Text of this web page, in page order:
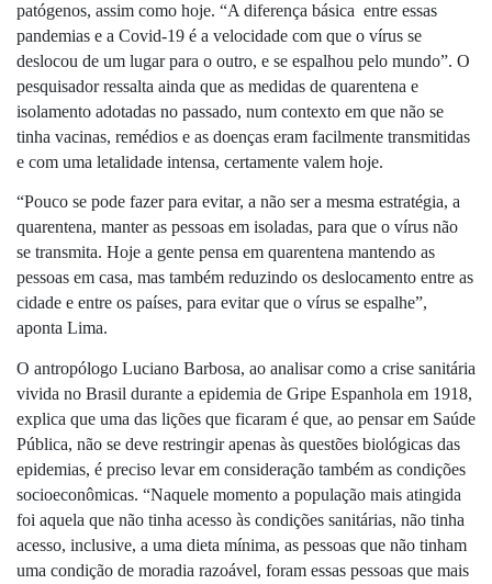
patógenos, assim como hoje. “A diferença básica  entre essas
pandemias e a Covid-19 é a velocidade com que o vírus se
deslocou de um lugar para o outro, e se espalhou pelo mundo”. O
pesquisador ressalta ainda que as medidas de quarentena e
isolamento adotadas no passado, num contexto em que não se
tinha vacinas, remédios e as doenças eram facilmente transmitidas
e com uma letalidade intensa, certamente valem hoje.
“Pouco se pode fazer para evitar, a não ser a mesma estratégia, a
quarentena, manter as pessoas em isoladas, para que o vírus não
se transmita. Hoje a gente pensa em quarentena mantendo as
pessoas em casa, mas também reduzindo os deslocamento entre as
cidade e entre os países, para evitar que o vírus se espalhe”,
aponta Lima.
O antropólogo Luciano Barbosa, ao analisar como a crise sanitária
vivida no Brasil durante a epidemia de Gripe Espanhola em 1918,
explica que uma das lições que ficaram é que, ao pensar em Saúde
Pública, não se deve restringir apenas às questões biológicas das
epidemias, é preciso levar em consideração também as condições
socioeconômicas. “Naquele momento a população mais atingida
foi aquela que não tinha acesso às condições sanitárias, não tinha
acesso, inclusive, a uma dieta mínima, as pessoas que não tinham
uma condição de moradia razoável, foram essas pessoas que mais